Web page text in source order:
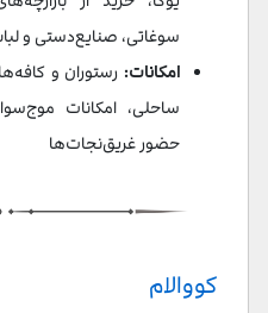
سوغاتی، صنایع‌دستی و
امکانات: رستوران و
ساحلی، امکانات
حضور غریق‌نجات‌ها
کووالام